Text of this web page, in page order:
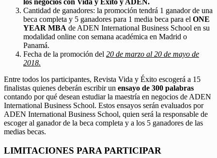
los negocios con Vida y Éxito y ADEN.
Cantidad de ganadores: la promoción tendrá 1 ganador de una
beca completa y 5 ganadores para 1 media beca para el ONE
YEAR MBA de ADEN International Business School en su
modalidad online con semana académica en Madrid o
Panamá.
Fecha de la promoción del 20 de marzo al 20 de mayo de
2018.
Entre todos los participantes, Revista Vida y Éxito escogerá a 15
finalistas quienes deberán escribir un ensayo de 300 palabras
contando por qué desean estudiar la maestría en negocios de ADEN
International Business School. Estos ensayos serán evaluados por
ADEN International Business School, quien será la responsable de
escoger al ganador de la beca completa y a los 5 ganadores de las
medias becas.
LIMITACIONES PARA PARTICIPAR